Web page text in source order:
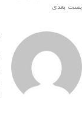
پست بعدی